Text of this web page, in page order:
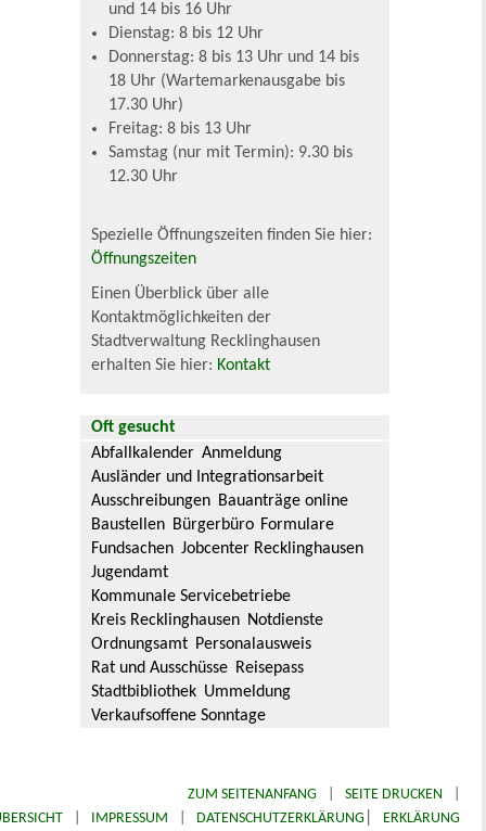
und 14 bis 16 Uhr
Dienstag: 8 bis 12 Uhr
Donnerstag: 8 bis 13 Uhr und 14 bis
18 Uhr (Wartemarkenausgabe bis
17.30 Uhr)
Freitag: 8 bis 13 Uhr
Samstag (nur mit Termin): 9.30 bis
12.30 Uhr
Spezielle Öffnungszeiten finden Sie hier:
Öffnungszeiten
Einen Überblick über alle
Kontaktmöglichkeiten der
Stadtverwaltung Recklinghausen
erhalten Sie hier: Kontakt
Oft gesucht
Abfallkalender Anmeldung
Ausländer und Integrationsarbeit
Ausschreibungen Bauanträge online
Baustellen Bürgerbüro Formulare
Fundsachen Jobcenter Recklinghausen
Jugendamt
Kommunale Servicebetriebe
Kreis Recklinghausen Notdienste
Ordnungsamt Personalausweis
Rat und Ausschüsse Reisepass
Stadtbibliothek Ummeldung
Verkaufsoffene Sonntage
ZUM SEITENANFANG SEITE DRUCKEN
IMPRESSUM DATENSCHUTZERKLÄRUNG| ERKLÄRUNG